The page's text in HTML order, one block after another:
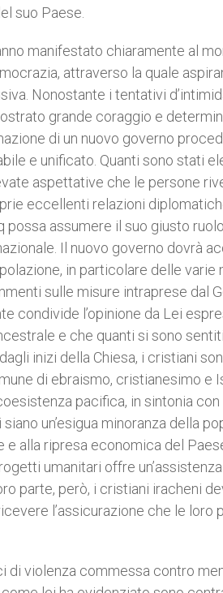
suo Paese.
manifestato chiaramente al
attraverso la quale
Nonostante i tentativi
grande coraggio e
di un nuovo governo
e unificato. Quanti sono stati
aspettative che le persone
eccellenti relazioni
possa assumere il suo giusto
Il nuovo governo dovrà
in particolare delle varie
sulle misure intraprese dal
condivide l’opinione da Lei
e che quanti si sono
inizi della Chiesa, i cristiani
di ebraismo, cristianesimo e
pacifica, in sintonia
un’esigua minoranza della
alla ripresa economica del
umanitari offre
parte, però, i cristiani iracheni
l’assicurazione che le loro
di violenza commessa contro